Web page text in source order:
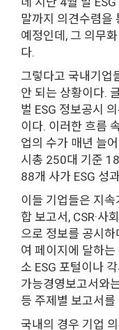
말까지 의견수렴을
예정인데, 그 의무
다.
그렇다고 국내기업
안 되는 상황이다.
벌 ESG 정보공시
이다. 이러한 흐름
업의 수가 매년 늘
시총 250대 기준
88개 사가 ESG 성
이들 기업들은 지속
합 보고서, CSR·사
으로 정보를 공시
여 페이지에 달하
소 ESG 포털이나
가능경영보고서와
등 주제별 보고서
국내의 경우 기업